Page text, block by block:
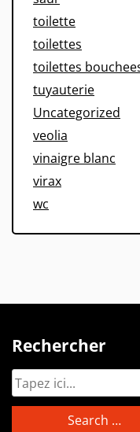
toilette
toilettes
toilettes
tuyauterie
Uncategorized
veolia
vinaigre blanc
virax
wc
Rechercher